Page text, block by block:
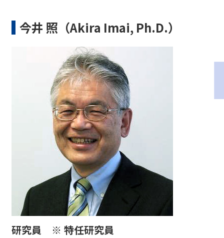
今井 照（Akira Imai, Ph.D.）
研究員 ※ 特任研究員